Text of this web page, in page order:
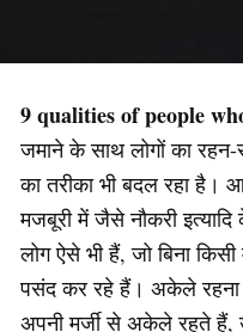
9 qualities of people
जमाने के साथ लोगों का रहन-
का तरीका भी बदल रहा है।
मजबूरी में जैसे नौकरी
लोग ऐसे भी हैं, जो बिना
पसंद कर रहे हैं। अकेले रहना
अपनी मर्जी से अकेले रहते हैं,